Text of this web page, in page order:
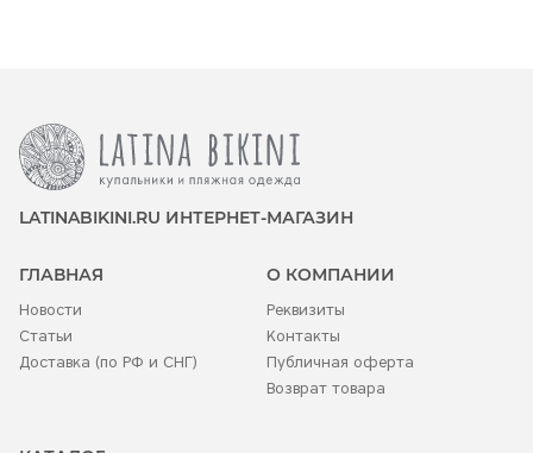
LATINABIKINI.RU ИНТЕРНЕТ-МАГАЗИН
ГЛАВНАЯ
Новости
Статьи
Доставка (по РФ и СНГ)
О КОМПАНИИ
Реквизиты
Контакты
Публичная оферта
Возврат товара